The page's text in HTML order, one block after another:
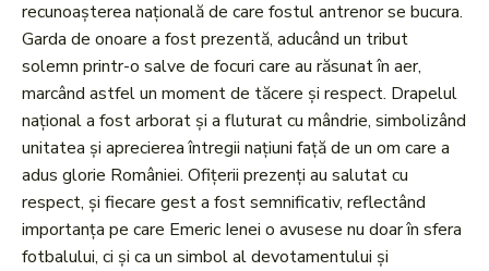
recunoașterea națională de care fostul antrenor se bucura.
Garda de onoare a fost prezentă, aducând un tribut
solemn printr-o salve de focuri care au răsunat în aer,
marcând astfel un moment de tăcere și respect. Drapelul
național a fost arborat și a fluturat cu mândrie, simbolizând
unitatea și aprecierea întregii națiuni față de un om care a
adus glorie României. Ofițerii prezenți au salutat cu
respect, și fiecare gest a fost semnificativ, reflectând
importanța pe care Emeric Ienei o avusese nu doar în sfera
fotbalului, ci și ca un simbol al devotamentului și